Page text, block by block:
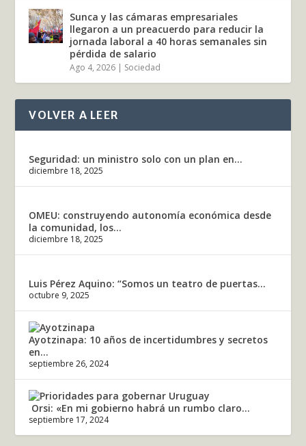
Sunca y las cámaras empresariales
llegaron a un preacuerdo para reducir la
jornada laboral a 40 horas semanales sin
pérdida de salario
Ago 4, 2026 | Sociedad
VOLVER A LEER
Seguridad: un ministro solo con un plan en...
diciembre 18, 2025
OMEU: construyendo autonomía económica desde
la comunidad, los...
diciembre 18, 2025
Luis Pérez Aquino: “Somos un teatro de puertas...
octubre 9, 2025
Ayotzinapa: 10 años de incertidumbres y secretos
en...
septiembre 26, 2024
Orsi: «En mi gobierno habrá un rumbo claro...
septiembre 17, 2024